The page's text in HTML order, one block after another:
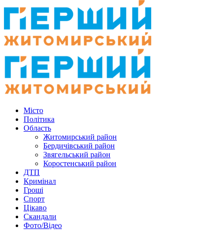
Місто
Політика
Область
Житомирський район
Бердичівський район
Звягельський район
Коростенський район
ДТП
Кримінал
Гроші
Спорт
Цікаво
Скандали
Фото/Відео